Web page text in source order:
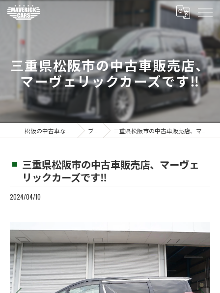
三重県松阪市の中古車販売店、
マーヴェリックカーズです‼️
ブログ 三重県松阪市の中古車販売店、マーヴェリックカーズです‼️
三重県松阪市の中古車販売店、マーヴェ
リックカーズです‼️
2024/04/10